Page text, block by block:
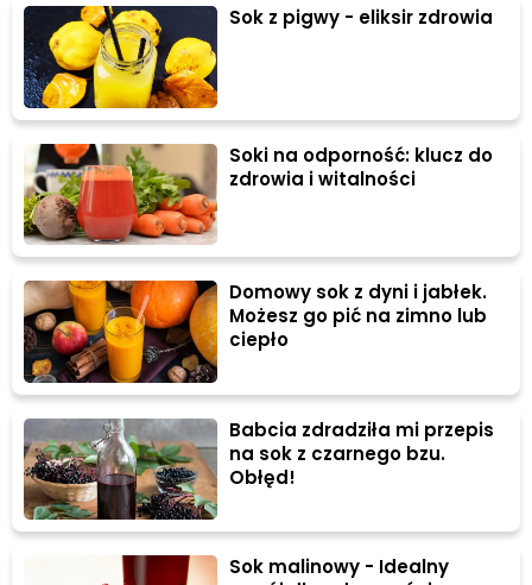
Sok z pigwy - eliksir zdrowia
Soki na odporność: klucz do
zdrowia i witalności
Domowy sok z dyni i jabłek.
Możesz go pić na zimno lub
ciepło
Babcia zdradziła mi przepis
na sok z czarnego bzu.
Obłęd!
Sok malinowy - Idealny